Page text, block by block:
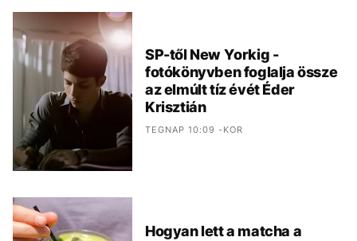
SP-től New Yorkig -
fotókönyvben foglalja össze
az elmúlt tíz évét Éder
Krisztián
TEGNAP 10:09 -KOR
Hogyan lett a matcha a